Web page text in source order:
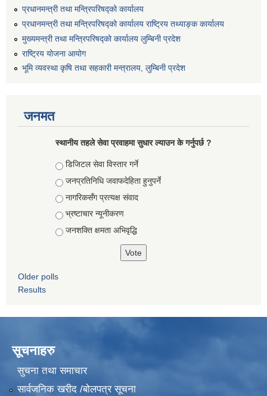
प्रधानमन्त्री तथा मन्त्रिपरिषद्को कार्यालय
प्रधानमन्त्री तथा मन्त्रिपरिषद्को कार्यालय राष्ट्रिय तथ्याङ्क कार्यालय
मुख्यमन्त्री तथा मन्त्रिपरिषद्को कार्यालय लुम्बिनी प्रदेश
राष्ट्रिय योजना आयोग
भूमि व्यवस्था कृषि तथा सहकारी मन्त्रालय, लुम्बिनी प्रदेश
जनमत
स्थानीय तहले सेवा प्रवाहमा सुधार ल्याउन के गर्नुपर्छ ?
Choices
डिजिटल सेवा विस्तार गर्ने
जनप्रतिनिधि जवाफदेहिता हुनुपर्ने
नागरिकसँग प्रत्यक्ष संवाद
भ्रष्टाचार न्यूनीकरण
जनशक्ति क्षमता अभिवृद्धि
Older polls
Results
सूचनाहरु
सुचना तथा समाचार
सार्वजनिक खरीद /बोलपत्र सूचना